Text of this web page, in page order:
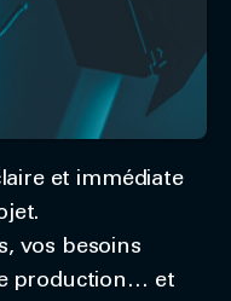
et immédiate
vos besoins
production… et